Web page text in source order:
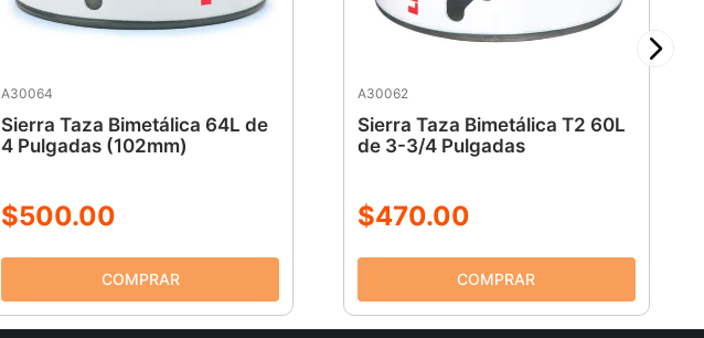
A30064
Sierra Taza Bimetálica 64L de
4 Pulgadas (102mm)
$500.00
A30062
Sierra Taza Bimetálica T2 60L
de 3-3/4 Pulgadas
$470.00